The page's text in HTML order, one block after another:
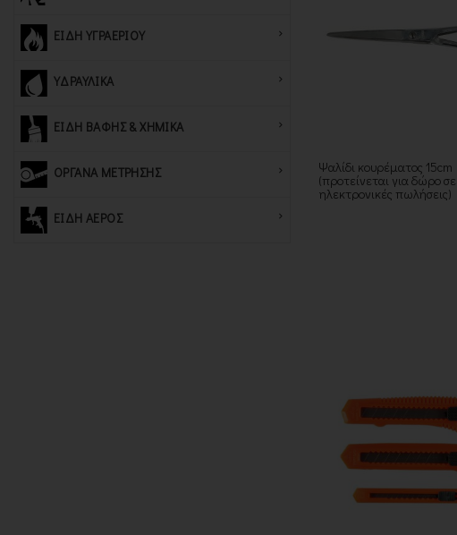
ΕΙΔΗ ΥΓΡΑΕΡΙΟΥ
ΥΔΡΑΥΛΙΚΑ
ΕΙΔΗ ΒΑΦΗΣ & ΧΗΜΙΚΑ
ΟΡΓΑΝΑ ΜΕΤΡΗΣΗΣ
ΕΙΔΗ ΑΕΡΟΣ
Ψαλίδι κουρέματος 15cm
(προτείνεται για δώρο σε
ηλεκτρονικές πωλήσεις)